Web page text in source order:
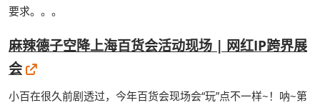
要求。。。
麻辣德子空降上海百货会活动现场 | 网红IP跨界展
会
小百在很久前剧透过，今年百货会现场会“玩”点不一样~！呐~第